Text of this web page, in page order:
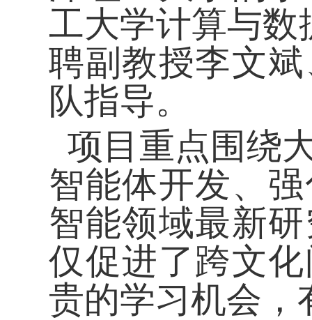
工大学计算与数
聘副教授李文
队指导。
项目重点围绕
智能体开发、
智能领域最新
仅促进了跨文
贵的学习机会，